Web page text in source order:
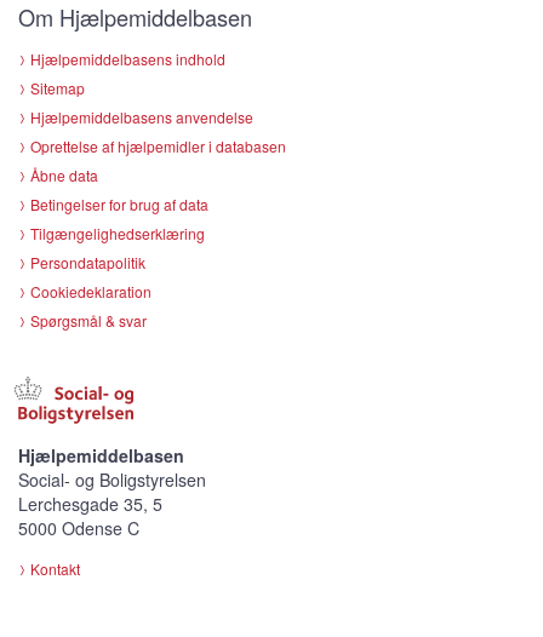
Om Hjælpemiddelbasen
Hjælpemiddelbasens indhold
Sitemap
Hjælpemiddelbasens anvendelse
Oprettelse af hjælpemidler i databasen
Åbne data
Betingelser for brug af data
Tilgængelighedserklæring
Persondatapolitik
Cookiedeklaration
Spørgsmål & svar
Hjælpemiddelbasen
Social- og Boligstyrelsen
Lerchesgade 35, 5
5000 Odense C
Kontakt